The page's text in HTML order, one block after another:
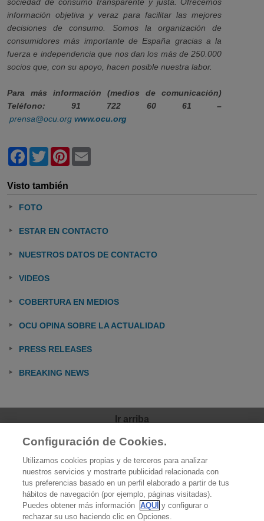
información objetiva y veraz para facilitar las mejores
decisiones de consumo. Somos la organización de
consumidores más importante de España gracias a la
fuerza e independencia que nos dan los más de 250.000
socios que, con su apoyo, hacen posible nuestra labor.
Para más información (medios de comunicación)
Teléfono: 91 722 60 61 –
prensa@ocu.org www.ocu.org
Facebook
TwitterPinterest
Visto también
FOTO
ESTAR EN CONTACTO
NUESTROS DATOS DE CONTACTO
VIDEOS
COBERTURA EN MEDIOS
OCU OPINA SOBRE LA ACTUALIDAD
PRESS RELEASES
BREAKING NEWS
Ir arriba
OCU
Quiénes somos
Qué hacemos
Contacto
Configuración de Cookies.
Utilizamos cookies propias y de terceros para analizar
nuestros servicios y mostrarte publicidad relacionada con
tus preferencias basado en un perfil elaborado a partir de tus
hábitos de navegación (por ejemplo, páginas visitadas).
Puedes obtener más información
AQUÍ y configurar o
rechazar su uso haciendo clic en Opciones.